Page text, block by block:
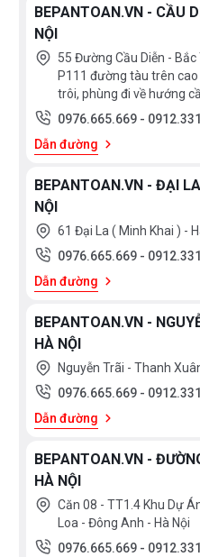
BEPANTOAN.VN - CẦU
NỘI
55 Đường Cầu Diễn -
P111 đường tàu trên
trôi, phùng đi về hướng
0976.665.669 -
Dẫn đường
BEPANTOAN.VN - ĐẠI
NỘI
61 Đại La ( Minh Khai ) -
0976.665.669 -
Dẫn đường
BEPANTOAN.VN -
HÀ NỘI
Nguyễn Trãi - Thanh
0976.665.669 -
Dẫn đường
BEPANTOAN.VN -
HÀ NỘI
Căn 08 - TT1.4 Khu Dự
Loa - Đông Anh - Hà Nội
0976.665.669 -